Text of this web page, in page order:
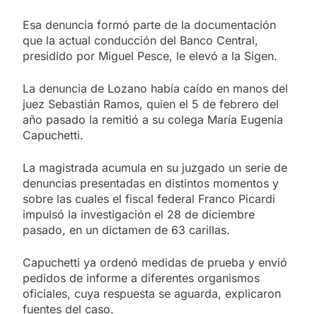
Esa denuncia formó parte de la documentación
que la actual conducción del Banco Central,
presidido por Miguel Pesce, le elevó a la Sigen.
La denuncia de Lozano había caído en manos del
juez Sebastián Ramos, quien el 5 de febrero del
año pasado la remitió a su colega María Eugenia
Capuchetti.
La magistrada acumula en su juzgado un serie de
denuncias presentadas en distintos momentos y
sobre las cuales el fiscal federal Franco Picardi
impulsó la investigación el 28 de diciembre
pasado, en un dictamen de 63 carillas.
Capuchetti ya ordenó medidas de prueba y envió
pedidos de informe a diferentes organismos
oficiales, cuya respuesta se aguarda, explicaron
fuentes del caso.